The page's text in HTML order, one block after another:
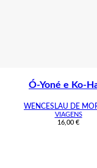
Ó-Yoné e Ko-
WENCESLAU DE
VIAGENS
16,00 €